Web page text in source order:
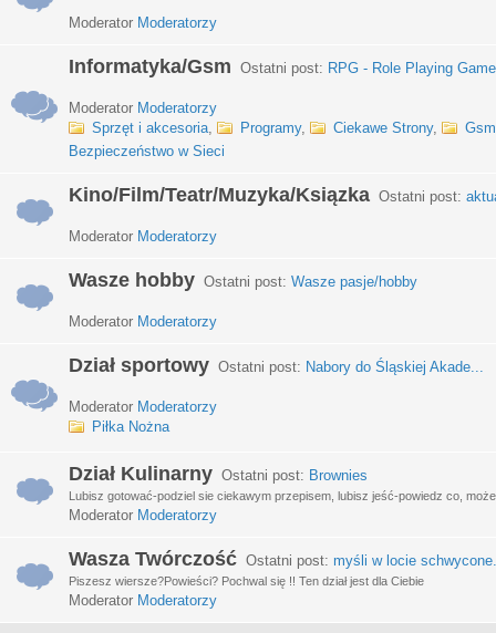
Moderator Moderatorzy
Informatyka/Gsm Ostatni post: RPG - Role Playing
Moderator Moderatorzy
Sprzęt i akcesoria, Programy, Ciekawe Strony,
Gsm
Bezpieczeństwo w Sieci
Kino/Film/Teatr/Muzyka/Ksiązka Ostatni post:
Moderator Moderatorzy
Wasze hobby Ostatni post: Wasze pasje/hobby
Moderator Moderatorzy
Dział sportowy Ostatni post: Nabory do Śląskiej Akade...
Moderator Moderatorzy
Piłka Nożna
Dział Kulinarny Ostatni post: Brownies
Lubisz gotować-podziel sie ciekawym przepisem, lubisz jeść-powiedz co,
Moderator Moderatorzy
Wasza Twórczość Ostatni post: myśli w locie
Piszesz wiersze?Powieści? Pochwal się !! Ten dział jest dla Ciebie
Moderator Moderatorzy